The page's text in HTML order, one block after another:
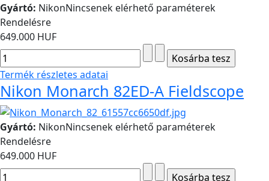
Gyártó: NikonNincsenek elérhető paraméterek
Rendelésre
649.000 HUF
Termék részletes adatai
Nikon Monarch 82ED-A Fieldscope
Gyártó: NikonNincsenek elérhető paraméterek
Rendelésre
649.000 HUF